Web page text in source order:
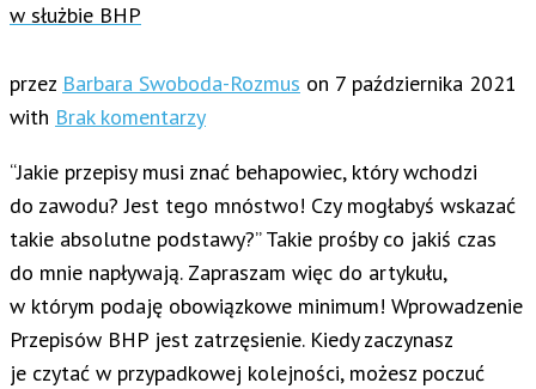
w służbie BHP
przez Barbara Swoboda-Rozmus on 7 października 2021
with Brak komentarzy
“Jakie przepisy musi znać behapowiec, który wchodzi
do zawodu? Jest tego mnóstwo! Czy mogłabyś wskazać
takie absolutne podstawy?” Takie prośby co jakiś czas
do mnie napływają. Zapraszam więc do artykułu,
w którym podaję obowiązkowe minimum! Wprowadzenie
Przepisów BHP jest zatrzęsienie. Kiedy zaczynasz
je czytać w przypadkowej kolejności, możesz poczuć